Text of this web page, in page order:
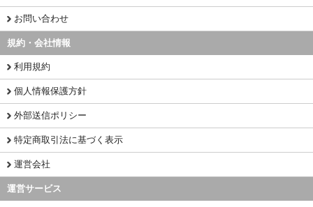
お問い合わせ
規約・会社情報
利用規約
個人情報保護方針
外部送信ポリシー
特定商取引法に基づく表示
運営会社
運営サービス